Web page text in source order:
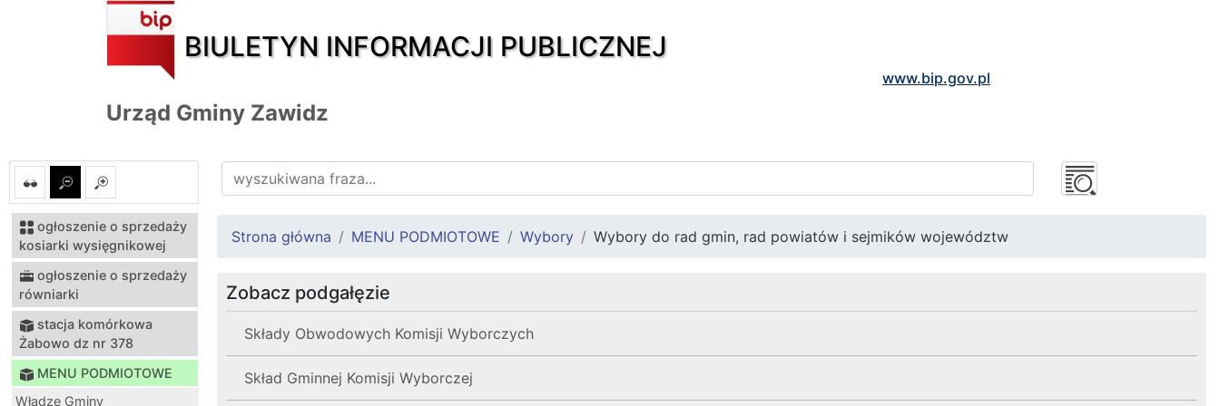
BIULETYN INFORMACJI PUBLICZNEJ
www.bip.gov.pl
Urząd Gminy Zawidz
ogłoszenie o sprzedaży
kosiarki wysięgnikowej
ogłoszenie o sprzedaży
równiarki
stacja komórkowa
Żabowo dz nr 378
MENU PODMIOTOWE
Władze Gminy
Strona główna MENU PODMIOTOWE Wybory Wybory do rad gmin, rad powiatów i sejmików województw
Zobacz podgałęzie
Składy Obwodowych Komisji Wyborczych
Skład Gminnej Komisji Wyborczej